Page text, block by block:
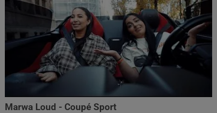
Marwa Loud - Coupé Sport